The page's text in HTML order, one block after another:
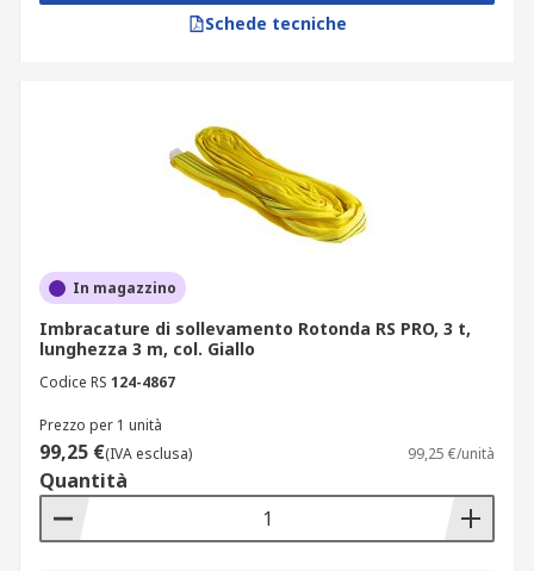
Schede tecniche
In magazzino
Imbracature di sollevamento Rotonda RS PRO, 3 t,
lunghezza 3 m, col. Giallo
Codice RS 124-4867
Prezzo per 1 unità
99,25 €(IVA esclusa) 99,25 €/unità
Quantità